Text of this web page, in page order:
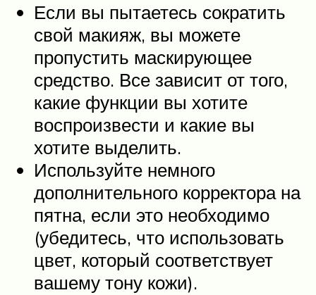
Если вы пытаетесь сократить
свой макияж, вы можете
пропустить маскирующее
средство. Все зависит от того,
какие функции вы хотите
воспроизвести и какие вы
хотите выделить.
Используйте немного
дополнительного корректора на
пятна, если это необходимо
(убедитесь, что использовать
цвет, который соответствует
вашему тону кожи).